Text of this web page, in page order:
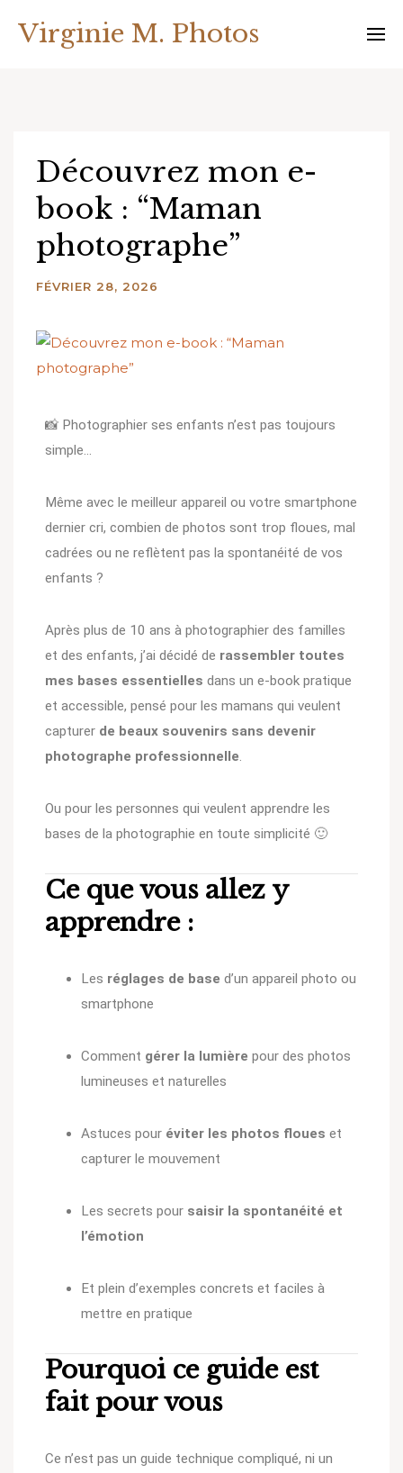
Virginie M. Photos
Découvrez mon e-
book : “Maman
photographe”
FÉVRIER 28, 2026
📸 Photographier ses enfants n’est pas toujours
simple…
Même avec le meilleur appareil ou votre smartphone
dernier cri, combien de photos sont trop floues, mal
cadrées ou ne reflètent pas la spontanéité de vos
enfants ?
Après plus de 10 ans à photographier des familles
et des enfants, j’ai décidé de rassembler toutes
mes bases essentielles dans un e-book pratique
et accessible, pensé pour les mamans qui veulent
capturer de beaux souvenirs sans devenir
photographe professionnelle.
Ou pour les personnes qui veulent apprendre les
bases de la photographie en toute simplicité 🙂
Ce que vous allez y
apprendre :
Les réglages de base d’un appareil photo ou
smartphone
Comment gérer la lumière pour des photos
lumineuses et naturelles
Astuces pour éviter les photos floues et
capturer le mouvement
Les secrets pour saisir la spontanéité et
l’émotion
Et plein d’exemples concrets et faciles à
mettre en pratique
Pourquoi ce guide est
fait pour vous
Ce n’est pas un guide technique compliqué, ni un